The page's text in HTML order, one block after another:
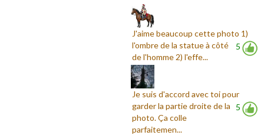
5
J'aime beaucoup cette photo 1)
l'ombre de la statue à côté
de l'homme 2) l'effe...
5
Je suis d'accord avec toi pour
garder la partie droite de la
photo. Ça colle
parfaitemen...